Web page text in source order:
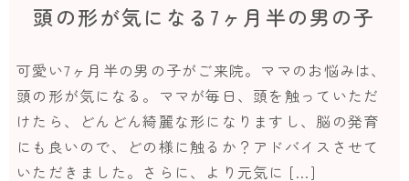
頭の形が気になる7ヶ月半の男の子
可愛い7ヶ月半の男の子がご来院。ママのお悩みは、
頭の形が気になる。ママが毎日、頭を触っていただ
けたら、どんどん綺麗な形になりますし、脳の発育
にも良いので、どの様に触るか？アドバイスさせて
いただきました。さらに、より元気に […]